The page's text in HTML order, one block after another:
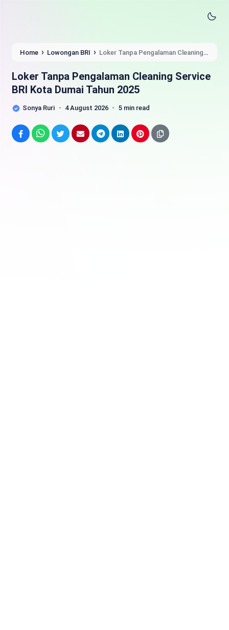
Home › Lowongan BRI › Loker Tanpa Pengalaman Cleaning
Loker Tanpa Pengalaman Cleaning Service
BRI Kota Dumai Tahun 2025
Sonya Ruri 4 August 2026 5 min read